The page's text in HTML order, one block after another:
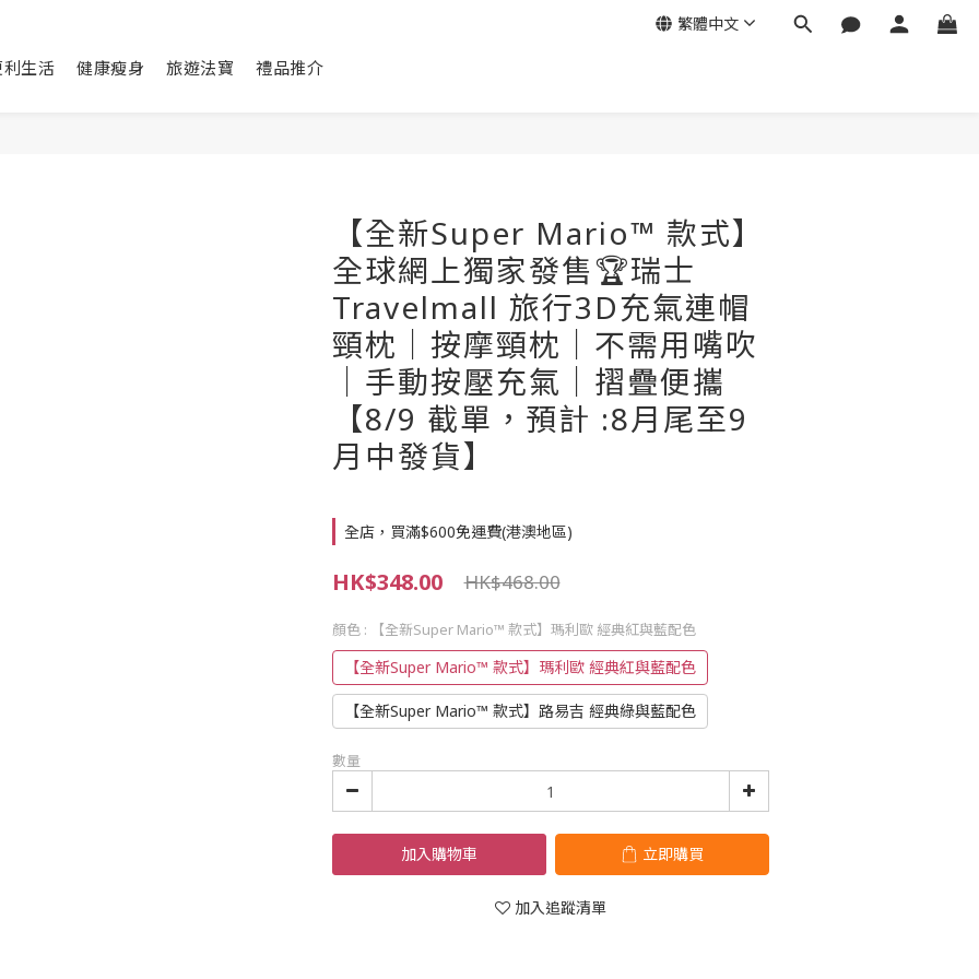
利生活 健康瘦身 旅遊法寶 禮品推介
繁體中文
【全新Super Mario™ 款式】
全球網上獨家發售🏆瑞士
Travelmall 旅行3D充氣連帽
頸枕│按摩頸枕│不需用嘴吹
│手動按壓充氣│摺疊便攜
【8/9 截單，預計 :8月尾至9
月中發貨】
全店，買滿$600免運費(港澳地區)
HK$348.00 HK$468.00
顏色 : 【全新Super Mario™ 款式】瑪利歐 經典紅與藍配色
【全新Super Mario™ 款式】瑪利歐 經典紅與藍配色
【全新Super Mario™ 款式】路易吉 經典綠與藍配色
數量
加入購物車 立即購買
加入追蹤清單